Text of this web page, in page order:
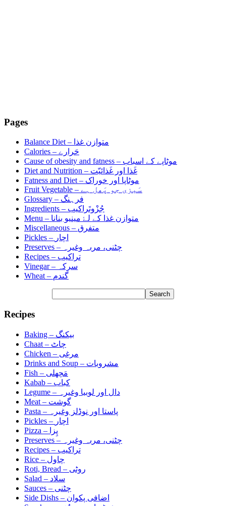
Pages
Balance Diet – متوازن غذا
Calories – حَرارے
Cause of obesity and fatness – موٹاپے کے اسباب
Diet and Nutrition – غَذا اور غَذائیّت
Fatness and Diet – موٹاپا اور خوراک
Fruit Vegetable – سَبزی جو پَھل ہے
Glossary – فرہنگ
Ingredients – جُزْوتَراکیب
Menu – متوازن غذا کے لۓ مینیو بنانا
Miscellaneous – متفرق
Pickles – اچار
Preserves – چٹنی، مربہ وغیرہ
Recipes – تراکیب
Vinegar – سرکہ
Wheat – گندم
Recipes
Baking – بیکنگ
Chaat – چاٹ
Chicken – مرغی
Drinks and Soup – مشروبات
Fish – مَچھلی
Kabab – کباب
Legume –
دال اور لوبیا وغیرہ
Meat – گوشت
Pasta –
پاستا اور نوڈلز وغیرہ
Pickles – اچار
Pizza –
پِزا
Preserves –
چٹنی، مربہ وغیرہ
Recipes – تراکیب
Rice – چاول
Roti, Bread – روٹی
Salad – سلاد
Sauces – چٹنی
Side Dishs – اضافی پکوان